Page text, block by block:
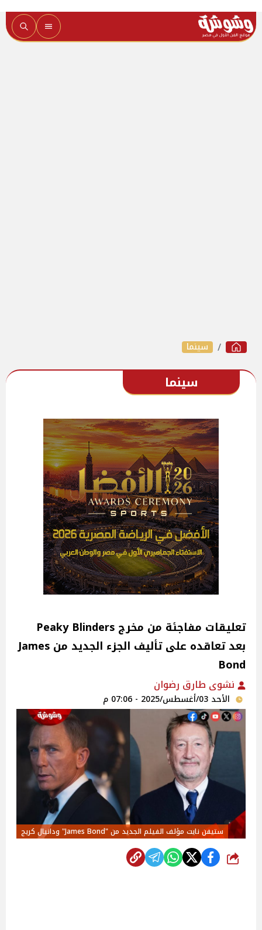
سينما
سينما
تعليقات مفاجئة من مخرج Peaky Blinders
بعد تعاقده على تأليف الجزء الجديد من James
Bond
نشوى طارق رضوان
الأحد 03/أغسطس/2025 - 07:06 م
ستيفن نايت مؤلف الفيلم الجديد من "James Bond" ودانيال كريج
شارك